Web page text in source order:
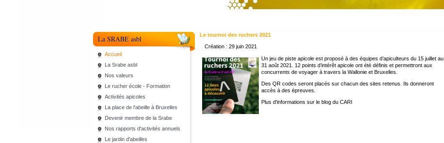
La SRABE asbl
Accueil
La Srabe asbl
Nos valeurs
Le rucher école - Formation
Activités apicoles
La place de l'abeille à Bruxelles
Devenir membre de la Srabe
Nos rapports d'activités annuels
Le jardin d'abeilles
Le tournoi des ruchers 2021
Création : 29 juin 2021
Un jeu de piste apicole est proposé à des équipes d’apiculteurs du 15 juillet au
31 août 2021. 12 points d’intérêt apicole ont été définis et permettront aux
concurrents de voyager à travers la Wallonie et Bruxelles.
Des QR codes seront placés sur chacun des sites retenus. Ils donneront
accès à des épreuves.
Plus d'informations sur le blog du CARI